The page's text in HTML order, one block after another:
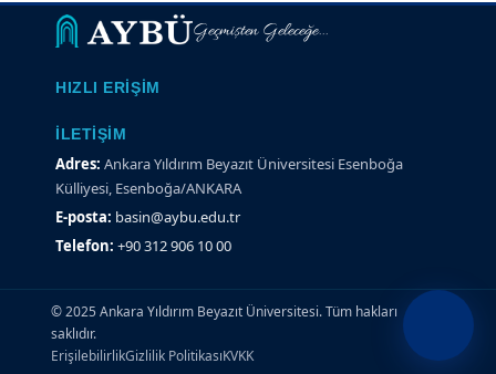
Geçmişten Geleceğe...
HIZLI ERIŞIM
İLETIŞIM
Adres: Ankara Yıldırım Beyazıt Üniversitesi Esenboğa
Külliyesi, Esenboğa/ANKARA
E-posta: basin@aybu.edu.tr
Telefon: +90 312 906 10 00
© 2025 Ankara Yıldırım Beyazıt Üniversitesi. Tüm hakları
saklıdır.
ErişilebilirlikGizlilik PolitikasıKVKK